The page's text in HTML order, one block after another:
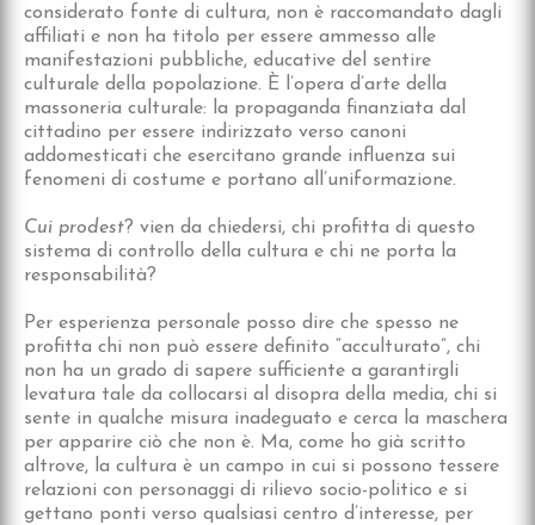
considerato fonte di cultura, non è raccomandato dagli
affiliati e non ha titolo per essere ammesso alle
manifestazioni pubbliche, educative del sentire
culturale della popolazione. È l’opera d’arte della
massoneria culturale: la propaganda finanziata dal
cittadino per essere indirizzato verso canoni
addomesticati che esercitano grande influenza sui
fenomeni di costume e portano all’uniformazione.
Cui prodest? vien da chiedersi, chi profitta di questo
sistema di controllo della cultura e chi ne porta la
responsabilità?
Per esperienza personale posso dire che spesso ne
profitta chi non può essere definito “acculturato”, chi
non ha un grado di sapere sufficiente a garantirgli
levatura tale da collocarsi al disopra della media, chi si
sente in qualche misura inadeguato e cerca la maschera
per apparire ciò che non è. Ma, come ho già scritto
altrove, la cultura è un campo in cui si possono tessere
relazioni con personaggi di rilievo socio-politico e si
gettano ponti verso qualsiasi centro d’interesse, per